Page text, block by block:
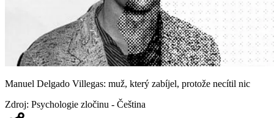
Manuel Delgado Villegas: muž, který zabíjel, protože necítil nic
Zdroj: Psychologie zločinu - Čeština